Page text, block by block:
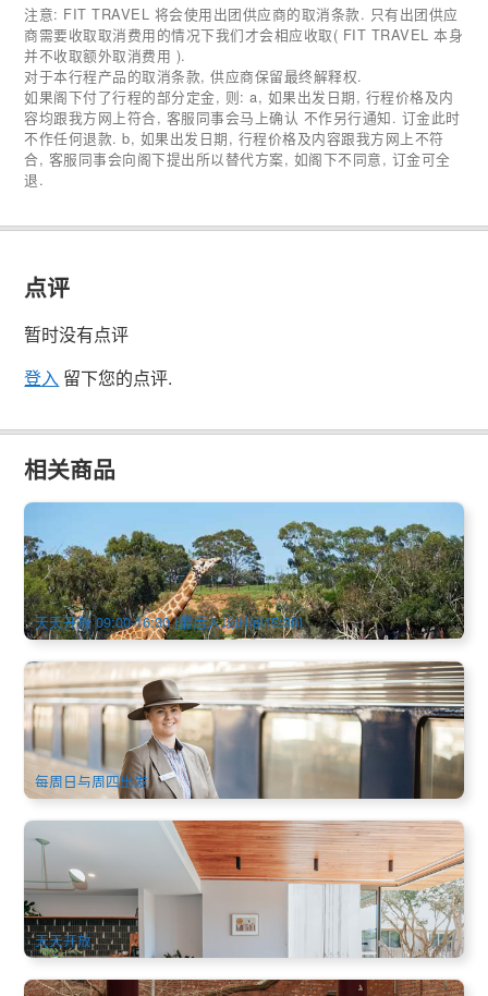
注意: FIT TRAVEL 将会使用出团供应商的取消条款. 只有出团供应
商需要收取取消费用的情况下我们才会相应收取( FIT TRAVEL 本身
并不收取额外取消费用 ).
对于本行程产品的取消条款, 供应商保留最终解释权.
如果阁下付了行程的部分定金, 则: a, 如果出发日期, 行程价格及内
容均跟我方网上符合, 客服同事会马上确认 不作另行通知. 订金此时
不作任何退款. b, 如果出发日期, 行程价格及内容跟我方网上不符
合, 客服同事会向阁下提出所以替代方案, 如阁下不同意, 订金可全
退.
点评
暂时没有点评
登入 留下您的点评.
相关商品
维多利亚州 l 华勒比开放式非洲野生动物园(Werribee Open
Range Zoo)门票
1k 已预订
AUD $57.00 $61.00
MEL05303
天天开放 09:00-16:30 (最后入场时间15:30)
铁道限定 | 阿德莱德→墨尔本火车(The Overland) 豪华铁路探
险 | 阿德莱德出发(英文)
161 已预订
AUD $161.00 $165.00
ADL10786
每周日与周四出发
墨尔本 | 沉浸式浴疗套餐 | 半岛温泉 豪华生态度假屋 2天1晚
(Peninsula Hot Springs - Eco Lodge)
96 已预订
AUD $995.00
MEL05352
天天开放